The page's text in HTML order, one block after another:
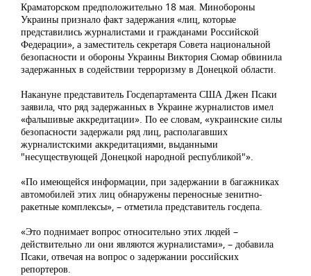
Краматорском предположительно 18 мая. Минобороны
Украины признало факт задержания «лиц, которые
представились журналистами и гражданами Российской
Федерации», а заместитель секретаря Совета национальной
безопасности и обороны Украины Виктория Сюмар обвинила
задержанных в содействии терроризму в Донецкой области.
Накануне представитель Госдепартамента США Джен Псаки
заявила, что ряд задержанных в Украине журналистов имел
«фальшивые аккредитации». По ее словам, «украинские силы
безопасности задержали ряд лиц, располагавших
журналистскими аккредитациями, выданными
"несуществующей Донецкой народной республикой"».
«По имеющейся информации, при задержании в багажниках
автомобилей этих лиц обнаружены переносные зенитно-
ракетные комплексы», – отметила представитель госдепа.
«Это поднимает вопрос относительно этих людей –
действительно ли они являются журналистами», – добавила
Псаки, отвечая на вопрос о задержании российских
репортеров.